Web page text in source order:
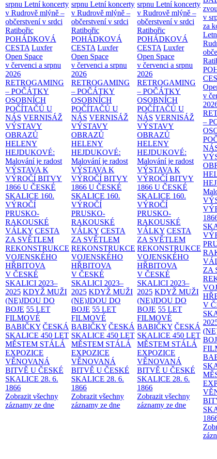
srpnu Letní koncerty
v Rudrově mlýně –
občerstvení v srdci
Ratibořic
POHÁDKOVÁ
CESTA Luxfer
Open Space
v červenci a srpnu
2026
RETROGAMING
– POČÁTKY
OSOBNÍCH
POČÍTAČŮ U
NÁS VERNISÁŽ
VÝSTAVY
OBRAZŮ
HELENY
HEJDUKOVÉ:
Malování je radost
VÝSTAVA K
VÝROČÍ BITVY
1866 U ČESKÉ
SKALICE 160.
VÝROČÍ
PRUSKO-
RAKOUSKÉ
VÁLKY CESTA
ZA SVĚTLEM
REKONSTRUKCE
VOJENSKÉHO
HŘBITOVA
V ČESKÉ
SKALICI 2023–
2025 KDYŽ MUŽI
(NE)JDOU DO
BOJE 55 LET
FILMOVÉ
BABIČKY ČESKÁ
SKALICE 450 LET
MĚSTEM STÁLÁ
EXPOZICE
VĚNOVANÁ
BITVĚ U ČESKÉ
SKALICE 28. 6.
1866
Zobrazit všechny
záznamy ze dne
srpnu Letní koncerty
v Rudrově mlýně –
občerstvení v srdci
Ratibořic
POHÁDKOVÁ
CESTA Luxfer
Open Space
v červenci a srpnu
2026
RETROGAMING
– POČÁTKY
OSOBNÍCH
POČÍTAČŮ U
NÁS VERNISÁŽ
VÝSTAVY
OBRAZŮ
HELENY
HEJDUKOVÉ:
Malování je radost
VÝSTAVA K
VÝROČÍ BITVY
1866 U ČESKÉ
SKALICE 160.
VÝROČÍ
PRUSKO-
RAKOUSKÉ
VÁLKY CESTA
ZA SVĚTLEM
REKONSTRUKCE
VOJENSKÉHO
HŘBITOVA
V ČESKÉ
SKALICI 2023–
2025 KDYŽ MUŽI
(NE)JDOU DO
BOJE 55 LET
FILMOVÉ
BABIČKY ČESKÁ
SKALICE 450 LET
MĚSTEM STÁLÁ
EXPOZICE
VĚNOVANÁ
BITVĚ U ČESKÉ
SKALICE 28. 6.
1866
Zobrazit všechny
záznamy ze dne
srpnu Letní koncerty
v Rudrově mlýně –
občerstvení v srdci
Ratibořic
POHÁDKOVÁ
CESTA Luxfer
Open Space
v červenci a srpnu
2026
RETROGAMING
– POČÁTKY
OSOBNÍCH
POČÍTAČŮ U
NÁS VERNISÁŽ
VÝSTAVY
OBRAZŮ
HELENY
HEJDUKOVÉ:
Malování je radost
VÝSTAVA K
VÝROČÍ BITVY
1866 U ČESKÉ
SKALICE 160.
VÝROČÍ
PRUSKO-
RAKOUSKÉ
VÁLKY CESTA
ZA SVĚTLEM
REKONSTRUKCE
VOJENSKÉHO
HŘBITOVA
V ČESKÉ
SKALICI 2023–
2025 KDYŽ MUŽI
(NE)JDOU DO
BOJE 55 LET
FILMOVÉ
BABIČKY ČESKÁ
SKALICE 450 LET
MĚSTEM STÁLÁ
EXPOZICE
VĚNOVANÁ
BITVĚ U ČESKÉ
SKALICE 28. 6.
1866
Zobrazit všechny
záznamy ze dne
v
za
v
–
ZA
V